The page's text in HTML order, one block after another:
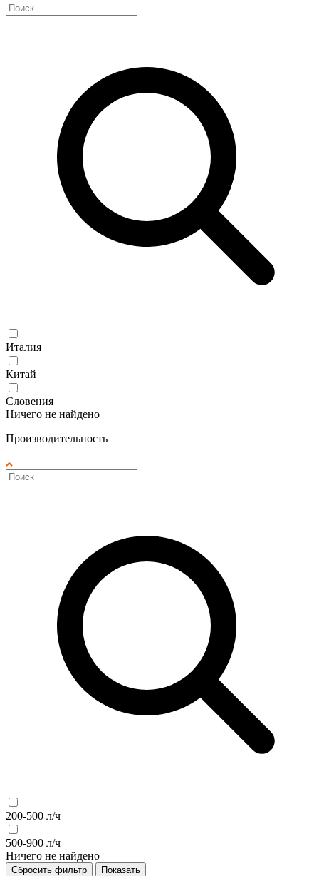
Италия
Китай
Словения
Ничего не найдено
Производительность
200-500 л/ч
500-900 л/ч
Ничего не найдено
Сбросить фильтр Показать